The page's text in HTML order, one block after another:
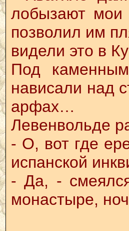
лобызают
позволил им
видели это в
Под
нависали над
арфах…
Левенвольде
- О, вот где
испанской
- Да, -
монастыре,